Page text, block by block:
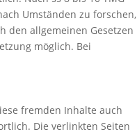
Umständen zu forschen,
den allgemeinen Gesetzen
möglich. Bei
fremden Inhalte auch
Die verlinkten Seiten